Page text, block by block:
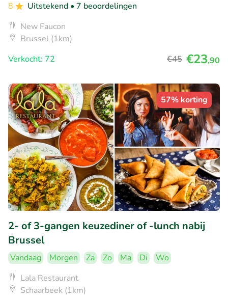
8
Uitstekend • 7 beoordelingen
New Faucon
Brussel (1km)
Verkocht: 72
€45 €23,90
57% korting
2- of 3-gangen keuzediner of -lunch nabij
Brussel
Vandaag Morgen Za Zo Ma Di
Wo
Lala Restaurant
Schaarbeek (1km)